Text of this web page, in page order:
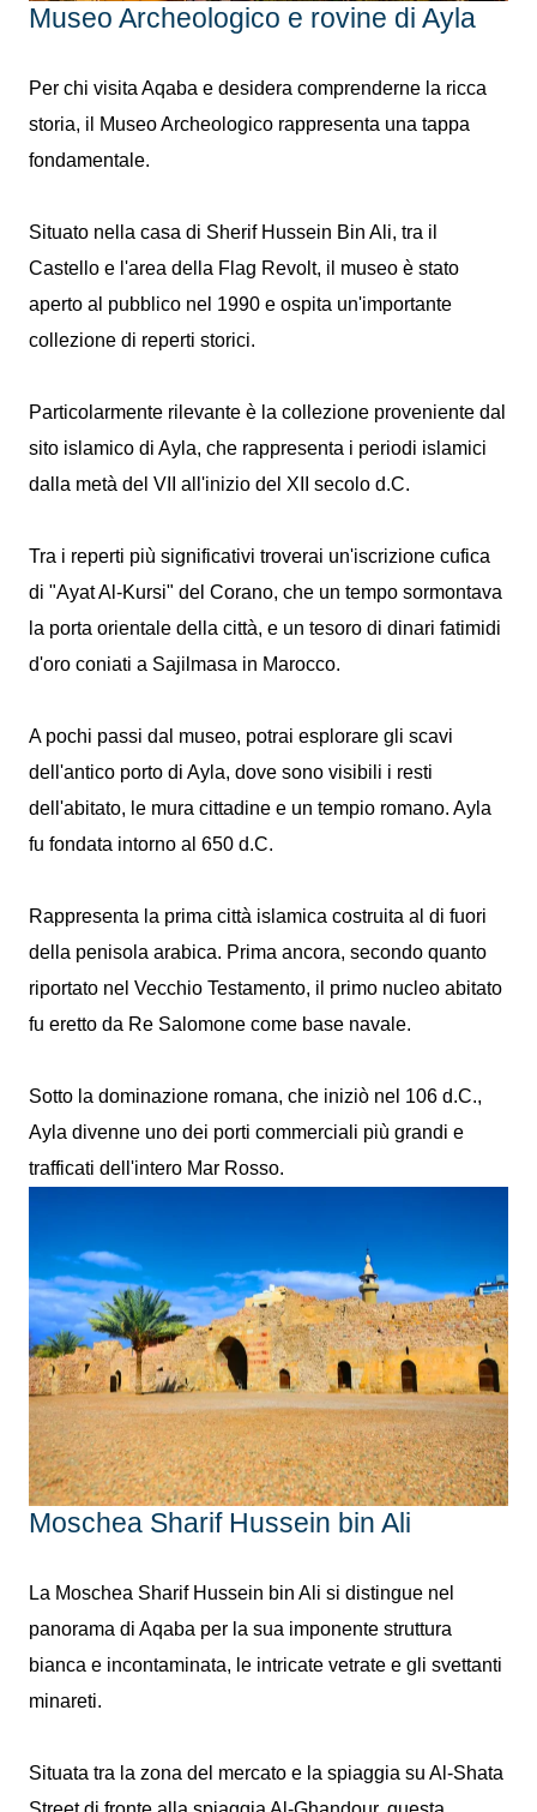
Museo Archeologico e rovine di Ayla
Per chi visita Aqaba e desidera comprenderne la ricca
storia, il Museo Archeologico rappresenta una tappa
fondamentale.
Situato nella casa di Sherif Hussein Bin Ali, tra il
Castello e l'area della Flag Revolt, il museo è stato
aperto al pubblico nel 1990 e ospita un'importante
collezione di reperti storici.
Particolarmente rilevante è la collezione proveniente dal
sito islamico di Ayla, che rappresenta i periodi islamici
dalla metà del VII all'inizio del XII secolo d.C.
Tra i reperti più significativi troverai un'iscrizione cufica
di "Ayat Al-Kursi" del Corano, che un tempo sormontava
la porta orientale della città, e un tesoro di dinari fatimidi
d'oro coniati a Sajilmasa in Marocco.
A pochi passi dal museo, potrai esplorare gli scavi
dell'antico porto di Ayla, dove sono visibili i resti
dell'abitato, le mura cittadine e un tempio romano. Ayla
fu fondata intorno al 650 d.C.
Rappresenta la prima città islamica costruita al di fuori
della penisola arabica. Prima ancora, secondo quanto
riportato nel Vecchio Testamento, il primo nucleo abitato
fu eretto da Re Salomone come base navale.
Sotto la dominazione romana, che iniziò nel 106 d.C.,
Ayla divenne uno dei porti commerciali più grandi e
trafficati dell'intero Mar Rosso.
Moschea Sharif Hussein bin Ali
La Moschea Sharif Hussein bin Ali si distingue nel
panorama di Aqaba per la sua imponente struttura
bianca e incontaminata, le intricate vetrate e gli svettanti
minareti.
Situata tra la zona del mercato e la spiaggia su Al-Shata